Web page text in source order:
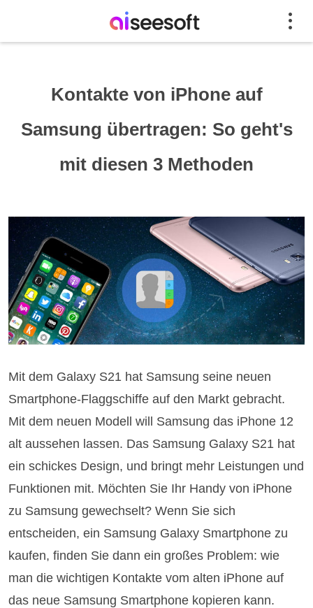
Kontakte von iPhone auf
Samsung übertragen: So geht's
mit diesen 3 Methoden
Mit dem Galaxy S21 hat Samsung seine neuen
Smartphone-Flaggschiffe auf den Markt gebracht.
Mit dem neuen Modell will Samsung das iPhone 12
alt aussehen lassen. Das Samsung Galaxy S21 hat
ein schickes Design, und bringt mehr Leistungen und
Funktionen mit. Möchten Sie Ihr Handy von iPhone
zu Samsung gewechselt? Wenn Sie sich
entscheiden, ein Samsung Galaxy Smartphone zu
kaufen, finden Sie dann ein großes Problem: wie
man die wichtigen Kontakte vom alten iPhone auf
das neue Samsung Smartphone kopieren kann.